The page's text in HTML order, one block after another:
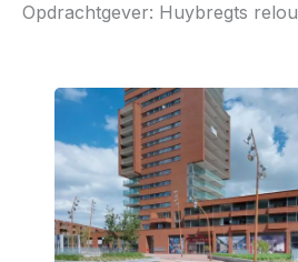
Opdrachtgever: Huybregts relou